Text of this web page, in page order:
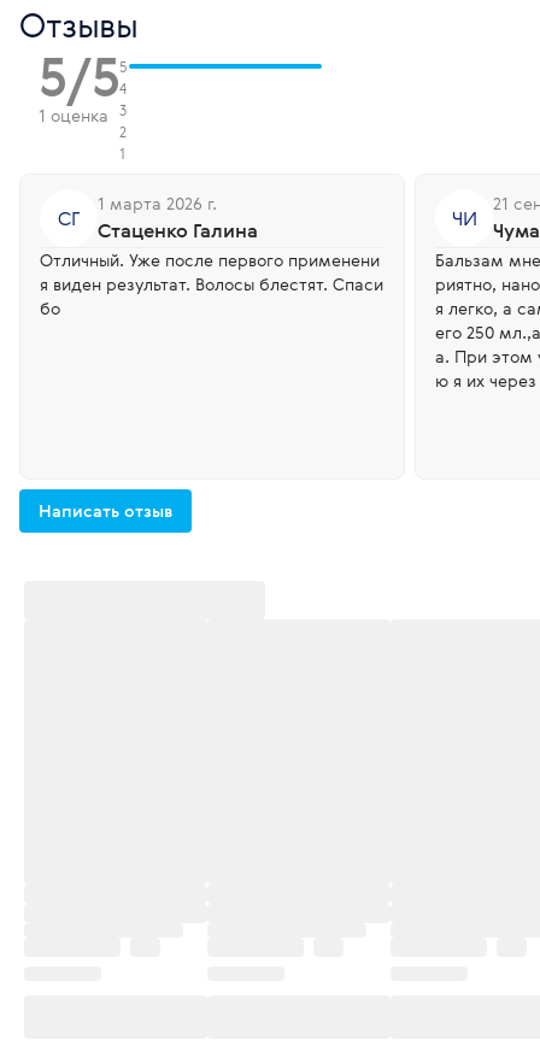
Отзывы
5/5
1 оценка
5
4
3
2
1
СГ
1 марта 2026 г.
Стаценко Галина
Отличный. Уже после первого применени
я виден результат. Волосы блестят. Спаси
бо
ЧИ
21
Бальзам
риятно,
я легко, а
его 250
а. При этом
ю я их
Написать отзыв